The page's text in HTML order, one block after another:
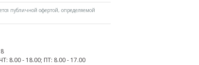
публичной офертой, определяемой
8.00 - 18.00; ПТ: 8.00 - 17.00